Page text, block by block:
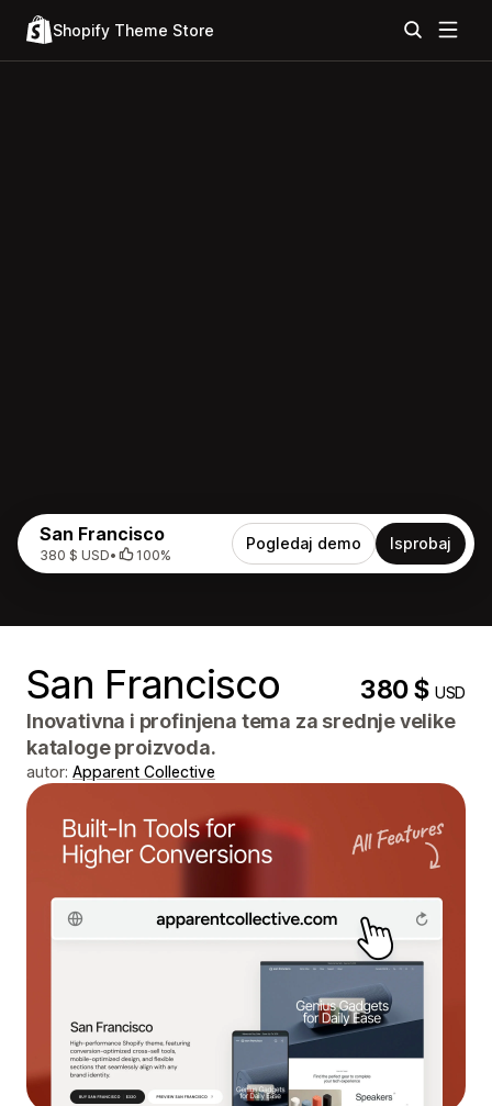
Shopify Theme Store
San Francisco
380 $ USD• 100%
Pogledaj demo Isprobaj
San Francisco 380 $USD
Inovativna i profinjena tema za srednje velike
kataloge proizvoda.
autor: Apparent Collective